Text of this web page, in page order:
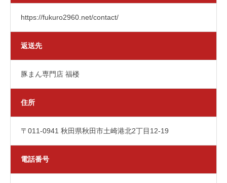
https://fukuro2960.net/contact/
返送先
豚まん専門店 福楼
住所
〒011-0941 秋田県秋田市土崎港北2丁目12-19
電話番号